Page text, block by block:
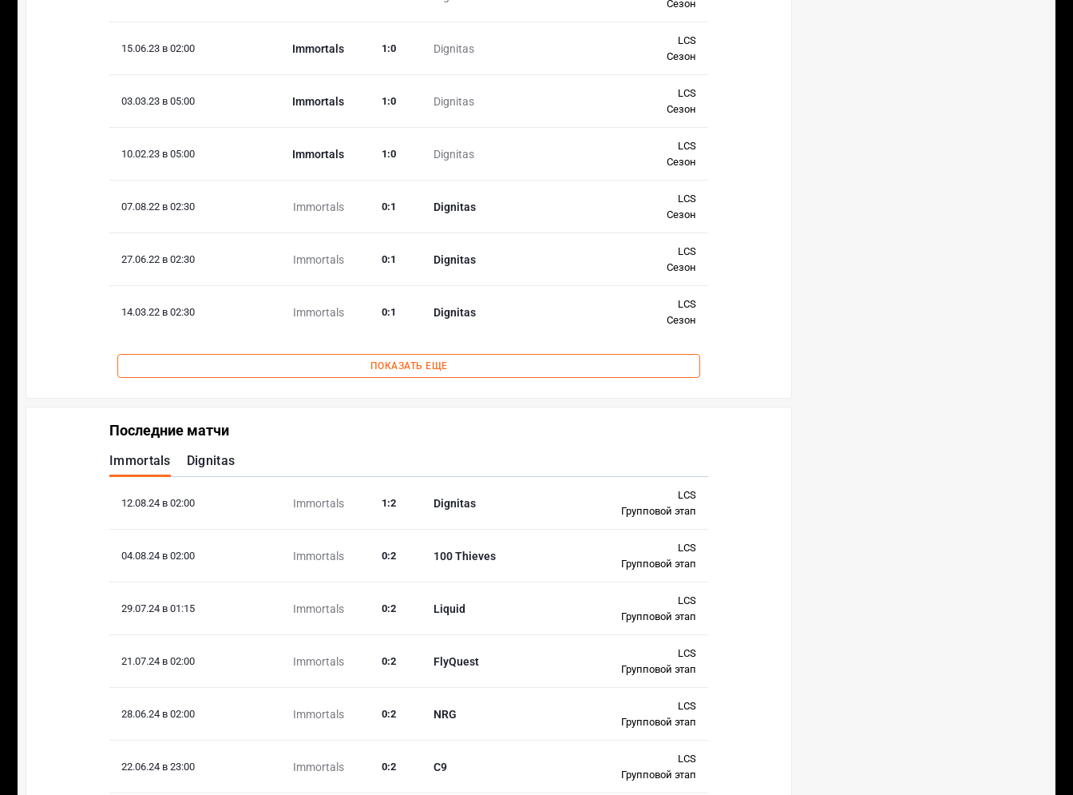
Сезон
15.06.23 в 02:00 Immortals Dignitas
1 :0
LCS
Сезон
03.03.23 в 05:00 Immortals Dignitas
1 :0
LCS
Сезон
10.02.23 в 05:00 Immortals Dignitas
1 :0
LCS
Сезон
07.08.22 в 02:30 Immortals Dignitas
0:1
LCS
Сезон
27.06.22 в 02:30 Immortals Dignitas
0:1
LCS
Сезон
14.03.22 в 02:30 Immortals Dignitas
0:1
LCS
Сезон
ПОКАЗАТЬ ЕЩЕ
Последние матчи
Immortals Dignitas
12.08.24 в 02:00 Immortals Dignitas
1 :2
LCS
Групповой этап
04.08.24 в 02:00 Immortals 100 Thieves
0:2
LCS
Групповой этап
29.07.24 в 01:15 Immortals Liquid
0:2
LCS
Групповой этап
21.07.24 в 02:00 Immortals FlyQuest
0:2
LCS
Групповой этап
28.06.24 в 02:00 Immortals NRG
0:2
LCS
Групповой этап
22.06.24 в 23:00 Immortals C9
0:2
LCS
Групповой этап